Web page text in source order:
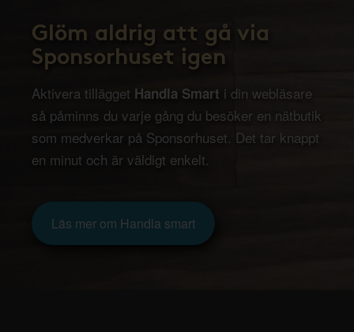
Glöm aldrig att gå via
Sponsorhuset igen
Aktivera tillägget Handla Smart i din webläsare
så påminns du varje gång du besöker en nätbutik
som medverkar på Sponsorhuset. Det tar knappt
en minut och är väldigt enkelt.
Läs mer om Handla smart